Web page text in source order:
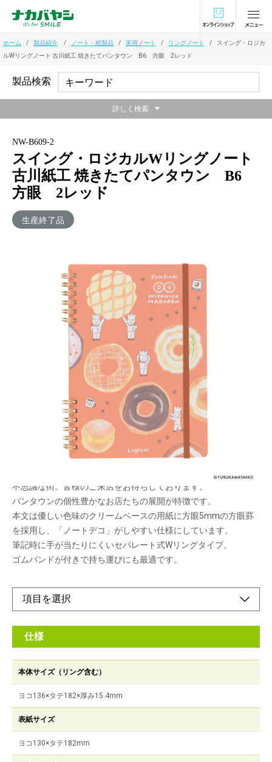
オンラインショ
ホーム 製品紹介 ノート・紙製品 実用ノート リングノート
スイング・ロジカ
ルWリングノート 古川紙工 焼きたてパンタウン B6 方眼 2レッド
NW-B609-2
スイング・ロジカルWリングノート
古川紙工 焼きたてパンタウン B6
方眼 2レッド
生産終了品
古川紙工「パンタウンシリーズ」のイラストデザ
インのに使用したロジカルWリングノート。
メーカー希望小売価格：
生産終了品
すてきなパン屋がひしめく街がテーマの古川紙工「焼きたてパン
不思議な街。皆様のご来店をお待ちしております。
パンタウンの個性豊かなお店たちの展開が特徴です。
本文は優しい色味のクリームベースの用紙に方眼5mmの方眼罫
を採用し、「ノートデコ」がしやすい仕様にしています。
筆記時に手が当たりにくいセパレート式Wリングタイプ。
ゴムバンドが付きで持ち運びにも最適です。
仕様
本体サイズ（リング含む）
ヨコ136×タテ182×厚み15.4mm
表紙サイズ
ヨコ130×タテ182mm
製品検索
詳しく検索